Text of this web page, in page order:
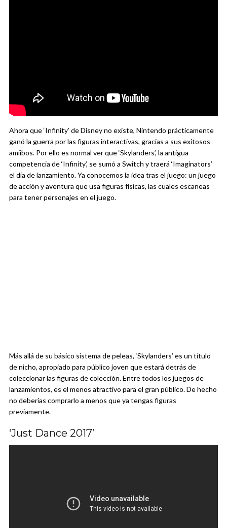
Ahora que ‘Infinity’ de Disney no existe, Nintendo prácticamente
ganó la guerra por las figuras interactivas, gracias a sus exitosos
amiibos. Por ello es normal ver que ‘Skylanders’, la antigua
competencia de ‘Infinity’, se sumó a Switch y traerá ‘Imaginators’
el día de lanzamiento. Ya conocemos la idea tras el juego: un juego
de acción y aventura que usa figuras físicas, las cuales escaneas
para tener personajes en el juego.
Más allá de su básico sistema de peleas, ‘Skylanders’ es un título
de nicho, apropiado para público joven que estará detrás de
coleccionar las figuras de colección. Entre todos los juegos de
lanzamientos, es el menos atractivo para el gran público. De hecho
no deberías comprarlo a menos que ya tengas figuras
previamente.
‘Just Dance 2017’